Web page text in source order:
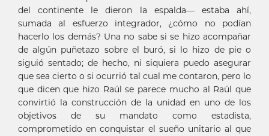
del continente le dieron la espalda— estaba ahí,
sumada al esfuerzo integrador, ¿cómo no podían
hacerlo los demás? Una no sabe si se hizo acompañar
de algún puñetazo sobre el buró, si lo hizo de pie o
siguió sentado; de hecho, ni siquiera puedo asegurar
que sea cierto o si ocurrió tal cual me contaron, pero lo
que dicen que hizo Raúl se parece mucho al Raúl que
convirtió la construcción de la unidad en uno de los
objetivos de su mandato como estadista,
comprometido en conquistar el sueño unitario al que